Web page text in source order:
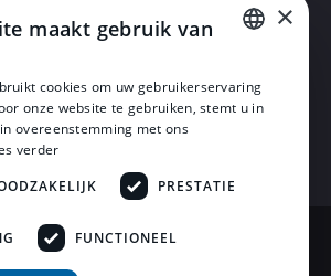
Meubelen & Horsten Slaapcomfort
DUTCH
×
maakt gebruik van
cookies om uw gebruikerservaring
onze website te gebruiken, stemt u in
overeenstemming met ons
verder
PRESTATIE
FUNCTIONEEL